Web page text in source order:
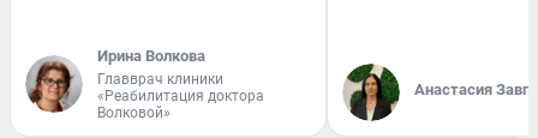
Ирина Волкова
Главврач клиники
«Реабилитация доктора
Волковой»
Анастасия